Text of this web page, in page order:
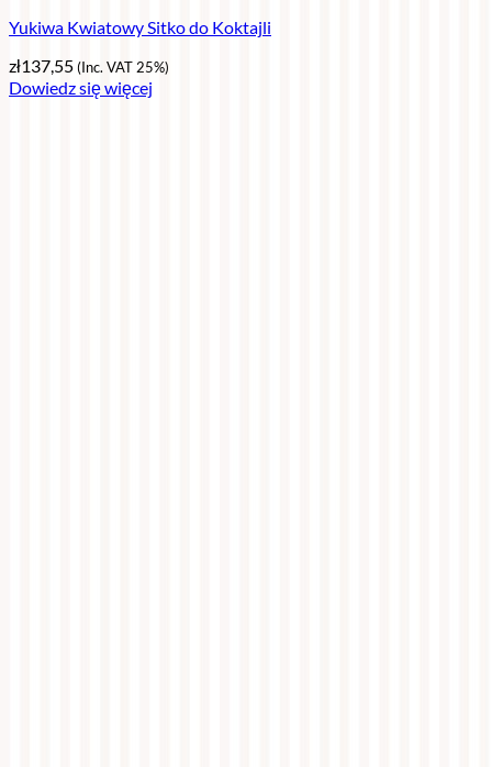
Yukiwa Kwiatowy Sitko do Koktajli
zł137,55(Inc. VAT 25%)
Dowiedz się więcej